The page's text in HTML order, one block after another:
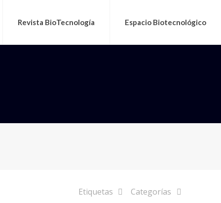
Revista BioTecnología Espacio Biotecnológico
Categorías
Etiquetas